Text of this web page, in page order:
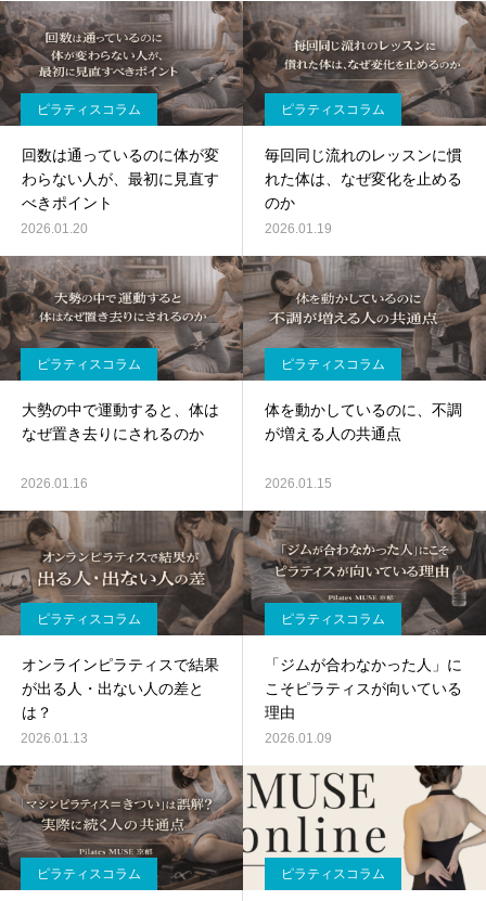
ピラティスコラム
回数は通っているのに体が変
わらない人が、最初に見直す
べきポイント
2026.01.20
ピラティスコラム
毎回同じ流れのレッスンに慣
れた体は、なぜ変化を止める
のか
2026.01.19
ピラティスコラム
大勢の中で運動すると、体は
なぜ置き去りにされるのか
2026.01.16
ピラティスコラム
体を動かしているのに、不調
が増える人の共通点
2026.01.15
ピラティスコラム
オンラインピラティスで結果
が出る人・出ない人の差と
は？
2026.01.13
ピラティスコラム
「ジムが合わなかった人」に
こそピラティスが向いている
理由
2026.01.09
ピラティスコラム ピラティスコラム